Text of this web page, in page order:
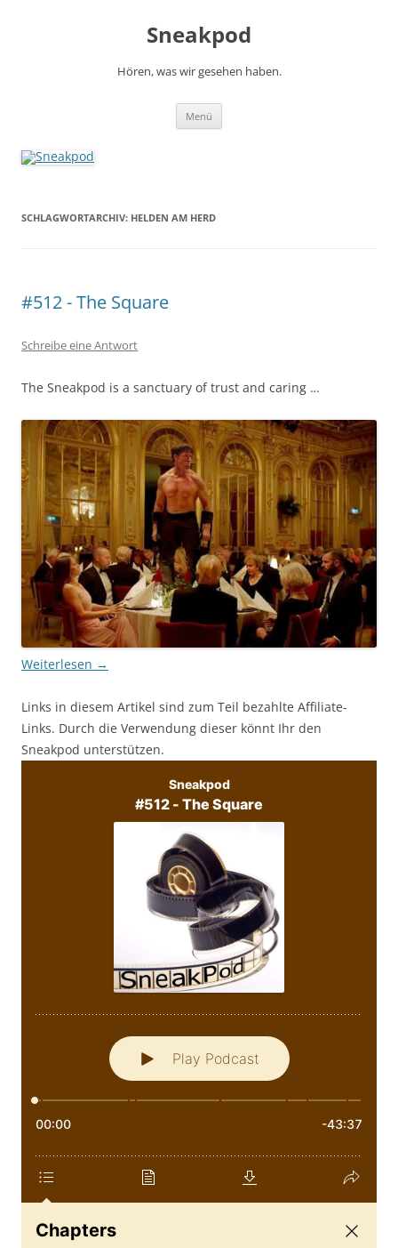
Sneakpod
Hören, was wir gesehen haben.
Menü
SCHLAGWORTARCHIV: HELDEN AM HERD
#512 - The Square
Schreibe eine Antwort
The Sneakpod is a sanctuary of trust and caring …
Weiterlesen →
Links in diesem Artikel sind zum Teil bezahlte Affiliate-
Links. Durch die Verwendung dieser könnt Ihr den
Sneakpod unterstützen.